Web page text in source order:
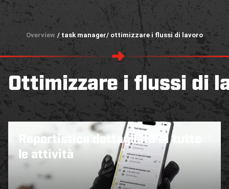
Overview / task manager/ ottimizzare i flussi di lavoro
Ottimizzare i flussi di
Reportistica dettagliata di tutte
le attività